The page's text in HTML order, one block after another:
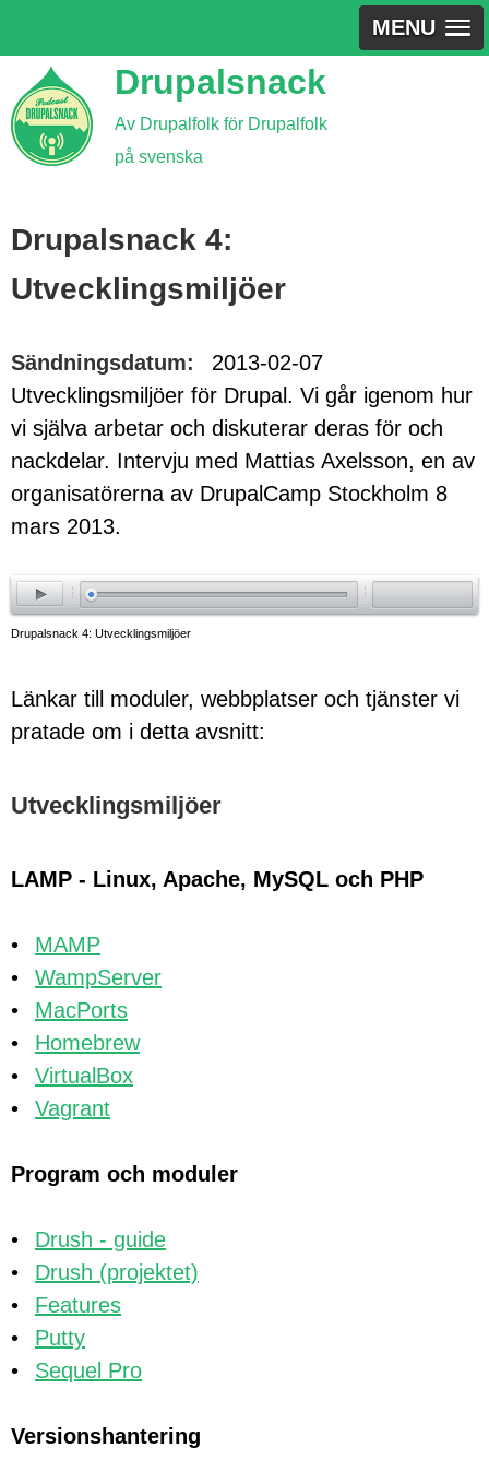
MENU
Jump
to
navigation
Drupalsnack
Av Drupalfolk för Drupalfolk
på svenska
to
Drupalsnack 4:
Utvecklingsmiljöer
Sändningsdatum:
2013-02-07
Utvecklingsmiljöer för Drupal. Vi går igenom hur
vi själva arbetar och diskuterar deras för och
nackdelar. Intervju med Mattias Axelsson, en av
organisatörerna av DrupalCamp Stockholm 8
mars 2013.
Drupalsnack 4: Utvecklingsmiljöer
Länkar till moduler, webbplatser och tjänster vi
pratade om i detta avsnitt:
Utvecklingsmiljöer
LAMP - Linux, Apache, MySQL och PHP
MAMP
WampServer
MacPorts
Homebrew
VirtualBox
Vagrant
Program och moduler
Drush - guide
Drush (projektet)
Features
Putty
Sequel Pro
Versionshantering